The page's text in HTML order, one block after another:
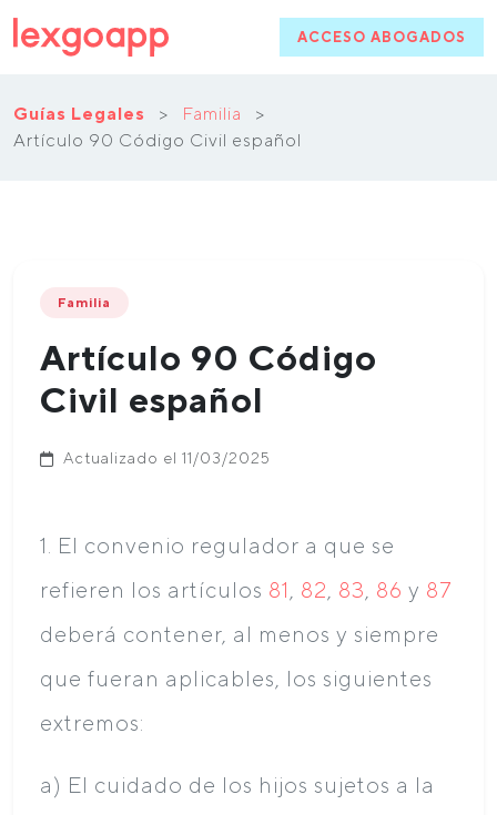
ACCESO ABOGADOS
Guías Legales > Familia
>
Artículo 90 Código Civil español
Familia
Artículo 90 Código
Civil español
Actualizado el 11/03/2025
1. El convenio regulador a que se
refieren los artículos 81 82 83 86 y 87
deberá contener, al menos y siempre
que fueran aplicables, los siguientes
extremos:
a) El cuidado de los hijos sujetos a la